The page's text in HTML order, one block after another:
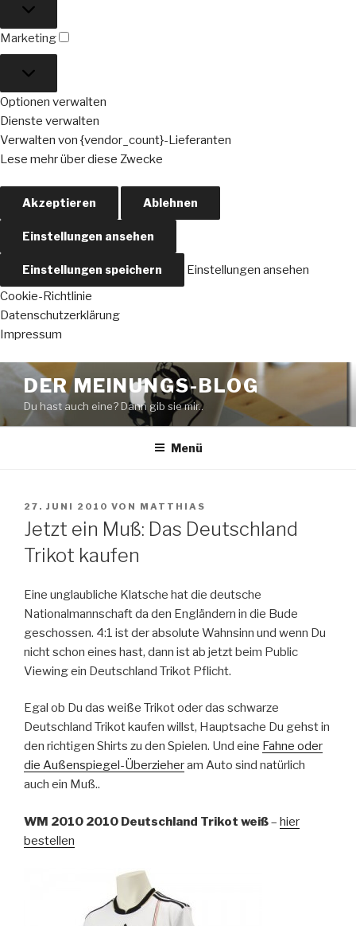
Marketing
Optionen verwalten
Dienste verwalten
Verwalten von {vendor_count}-Lieferanten
Lese mehr über diese Zwecke
Akzeptieren Ablehnen
Einstellungen ansehen
Einstellungen speichern
Einstellungen ansehen
Cookie-Richtlinie
Datenschutzerklärung
Impressum
Zum
Inhalt
springen
DER MEINUNGS-BLOG
Du hast auch eine? Dann gib sie mir..
Menü
VERÖFFENTLICHT
AM
27. JUNI 2010 VON MATTHIAS
Jetzt ein Muß: Das Deutschland
Trikot kaufen
Eine unglaubliche Klatsche hat die deutsche
Nationalmannschaft da den Engländern in die Bude
geschossen. 4:1 ist der absolute Wahnsinn und wenn Du
nicht schon eines hast, dann ist ab jetzt beim Public
Viewing ein Deutschland Trikot Pflicht.
Egal ob Du das weiße Trikot oder das schwarze
Deutschland Trikot kaufen willst, Hauptsache Du gehst in
den richtigen Shirts zu den Spielen. Und eine Fahne oder
die Außenspiegel-Überzieheram Auto sind natürlich
auch ein Muß..
WM 2010 2010 Deutschland Trikot weiß– hier
bestellen